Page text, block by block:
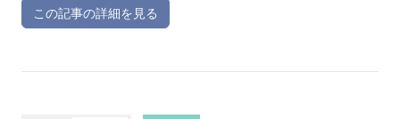
この記事の詳細を見る